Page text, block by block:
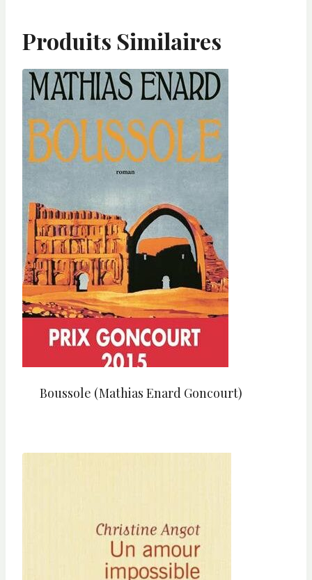
Produits Similaires
Boussole (Mathias Enard Goncourt)